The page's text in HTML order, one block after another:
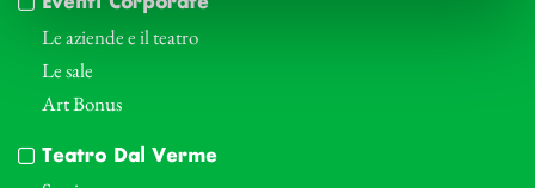
Le aziende e il teatro
Le sale
Art Bonus
Teatro Dal Verme